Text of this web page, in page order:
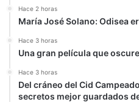
Hace 2 horas
María José Solano: Odisea
Hace 3 horas
Una gran película que
Hace 3 horas
Del cráneo del Cid
secretos mejor guardados